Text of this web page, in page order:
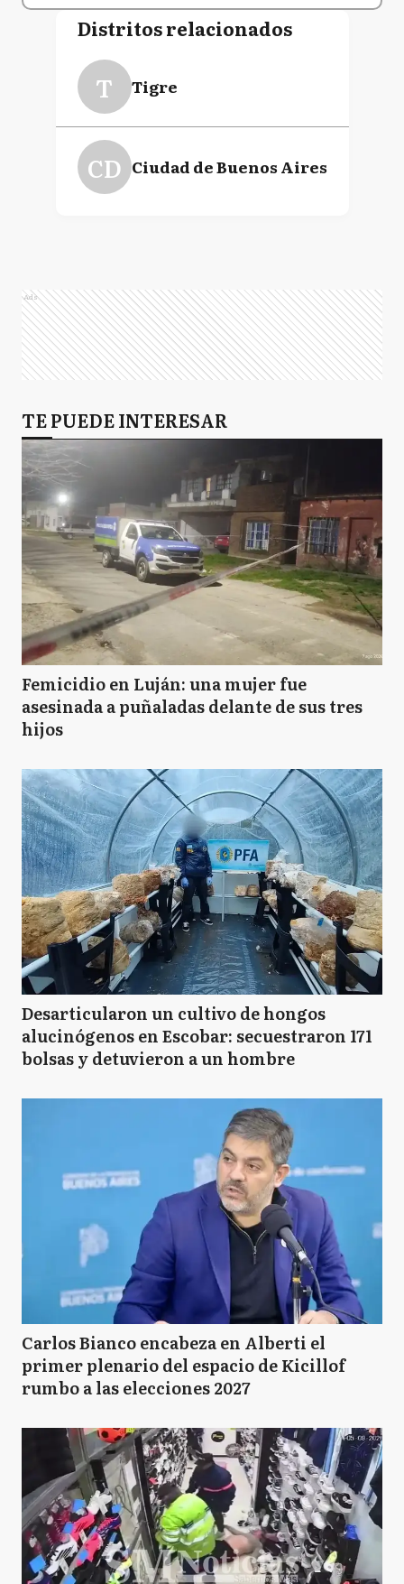
Distritos relacionados
T Tigre
CD Ciudad de Buenos Aires
Ads
TE PUEDE INTERESAR
Femicidio en Luján: una mujer fue
asesinada a puñaladas delante de sus tres
hijos
Desarticularon un cultivo de hongos
alucinógenos en Escobar: secuestraron 171
bolsas y detuvieron a un hombre
Carlos Bianco encabeza en Alberti el
primer plenario del espacio de Kicillof
rumbo a las elecciones 2027